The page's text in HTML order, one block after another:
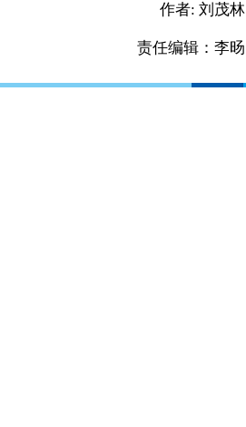
作者: 刘茂林
责任编辑：李旸